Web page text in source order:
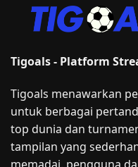
Tigoals - Platform
Tigoals menawarkan
untuk berbagai
top dunia dan
tampilan yang